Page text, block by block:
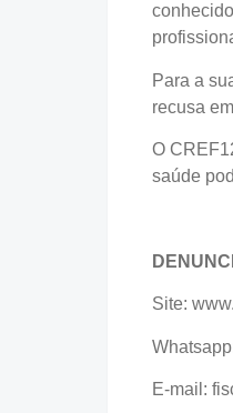
Para a
recusa
O
saúde
Site:
E-mail: